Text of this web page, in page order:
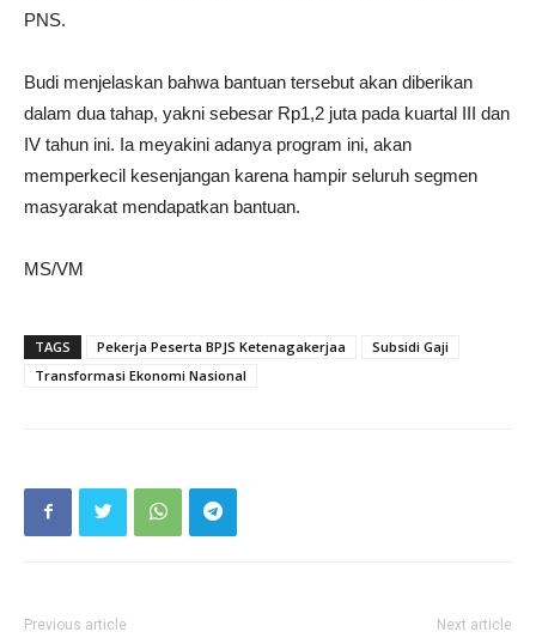
PNS.
Budi menjelaskan bahwa bantuan tersebut akan diberikan
dalam dua tahap, yakni sebesar Rp1,2 juta pada kuartal III dan
IV tahun ini. Ia meyakini adanya program ini, akan
memperkecil kesenjangan karena hampir seluruh segmen
masyarakat mendapatkan bantuan.
MS/VM
TAGS Pekerja Peserta BPJS Ketenagakerjaa
Subsidi Gaji
Transformasi Ekonomi Nasional
Previous article Next article